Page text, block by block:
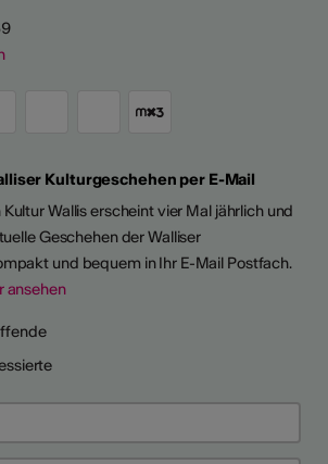
Kulturgeschehen per E-Mail
Wallis erscheint vier Mal jährlich und
Geschehen der Walliser
und bequem in Ihr E-Mail Postfach.
ansehen